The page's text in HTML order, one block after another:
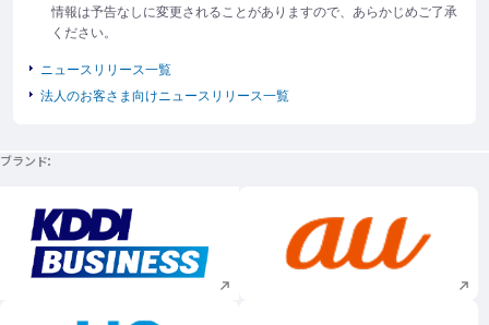
情報は予告なしに変更されることがありますので、あらかじめご了承
ください。
ニュースリリース一覧
法人のお客さま向けニュースリリース一覧
ブランド
新規ウィンドウで開く 新規ウィンドウで